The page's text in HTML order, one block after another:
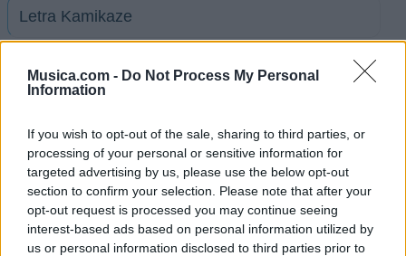
Musica.com - Do Not Process My Personal
Information
If you wish to opt-out of the sale, sharing to third parties, or
processing of your personal or sensitive information for
targeted advertising by us, please use the below opt-out
section to confirm your selection. Please note that after your
opt-out request is processed you may continue seeing
interest-based ads based on personal information utilized by
us or personal information disclosed to third parties prior to
Letra Kamikaze
Letra Final Song
Letra Walk This Way
+ Letras de MØ
Discografía Biografía Ranking Fotos Foro